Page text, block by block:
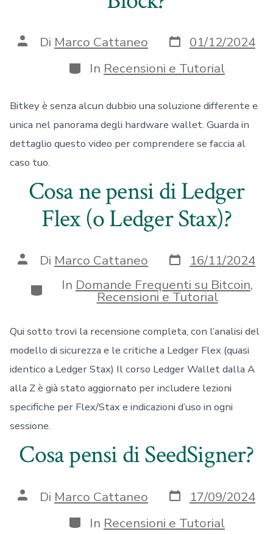
Autore
articolo
Di Marco Cattaneo Data
articolo
01/12/2024
Categorie
In Recensioni e Tutorial
Bitkey è senza alcun dubbio una soluzione differente e
unica nel panorama degli hardware wallet. Guarda in
dettaglio questo video per comprendere se faccia al
caso tuo.
Cosa ne pensi di Ledger
Flex (o Ledger Stax)?
Autore
articolo
Di Marco Cattaneo Data
articolo
16/11/2024
Categorie
In Domande Frequenti su Bitcoin,
Recensioni e Tutorial
Qui sotto trovi la recensione completa, con l’analisi del
modello di sicurezza e le critiche a Ledger Flex (quasi
identico a Ledger Stax) Il corso Ledger Wallet dalla A
alla Z è già stato aggiornato per includere lezioni
specifiche per Flex/Stax e indicazioni d’uso in ogni
sessione.
Cosa pensi di SeedSigner?
Autore
articolo
Di Marco Cattaneo Data
articolo
17/09/2024
Categorie
In Recensioni e Tutorial